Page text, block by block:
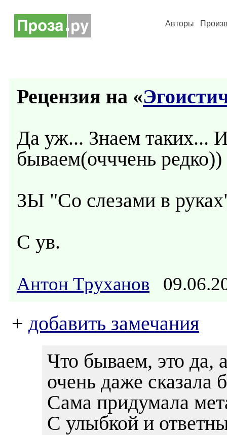
Авторы
Рецензия на «
Да уж... Знаем таких...
бываем(очччень редко))
ЗЫ "Со слезами в
С ув.
Антон Труханов
+ добавить замечания
Что бываем, это да,
очень даже сказала
Сама придумала
С улыбкой и